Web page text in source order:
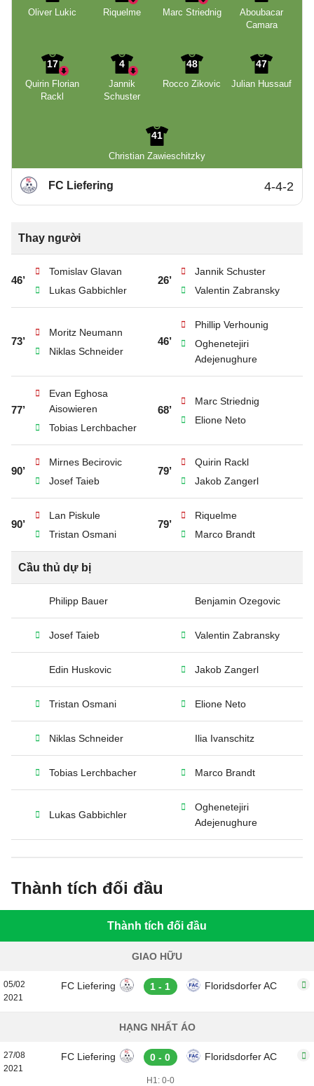
Oliver Lukic
Riquelme
Marc Striednig
Aboubacar
Camara
17
Quirin Florian
Rackl
4
Jannik
Schuster
48
Rocco Zikovic
47
Julian Hussauf
41
Christian Zawieschitzky
FC Liefering 4-4-2
Thay người
46’
Tomislav Glavan
Lukas Gabbichler
26’
Jannik Schuster
Valentin Zabransky
73’
Moritz Neumann
Niklas Schneider
46’
Phillip Verhounig
Oghenetejiri
Adejenughure
77’
Evan Eghosa
Aisowieren
Tobias Lerchbacher
68’
Marc Striednig
Elione Neto
90’
Mirnes Becirovic
Josef Taieb
79’
Quirin Rackl
Jakob Zangerl
90’
Lan Piskule
Tristan Osmani
79’
Riquelme
Marco Brandt
Cầu thủ dự bị
Philipp Bauer Benjamin Ozegovic
Josef Taieb Valentin Zabransky
Edin Huskovic Jakob Zangerl
Tristan Osmani Elione Neto
Niklas Schneider Ilia Ivanschitz
Tobias Lerchbacher Marco Brandt
Lukas Gabbichler
Oghenetejiri
Adejenughure
Thành tích đối đầu
Thành tích đối đầu
GIAO HỮU
05/02
2021
FC Liefering 1 - 1 Floridsdorfer AC
HẠNG NHẤT ÁO
27/08
2021
FC Liefering 0 - 0 Floridsdorfer AC
H1: 0-0